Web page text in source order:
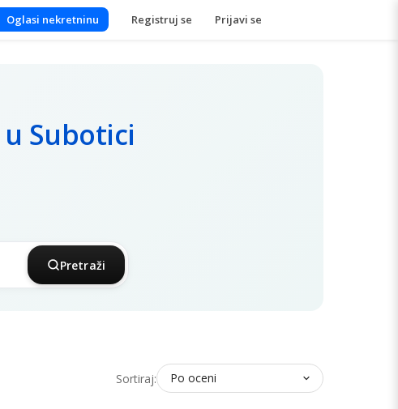
Oglasi nekretninu Registruj se Prijavi se
u Subotici
Pretraži
Sortiraj: